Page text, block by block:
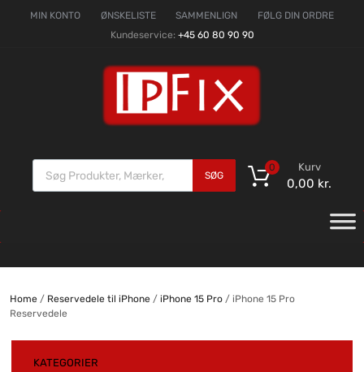
MIN KONTO ØNSKELISTE SAMMENLIGN
FØLG DIN ORDRE
Kundeservice: +45 60 80 90 90
SØG
Kurv
0,00 kr.
0
Home/ Reservedele til iPhone/ iPhone 15 Pro/ iPhone 15 Pro
Reservedele
KATEGORIER